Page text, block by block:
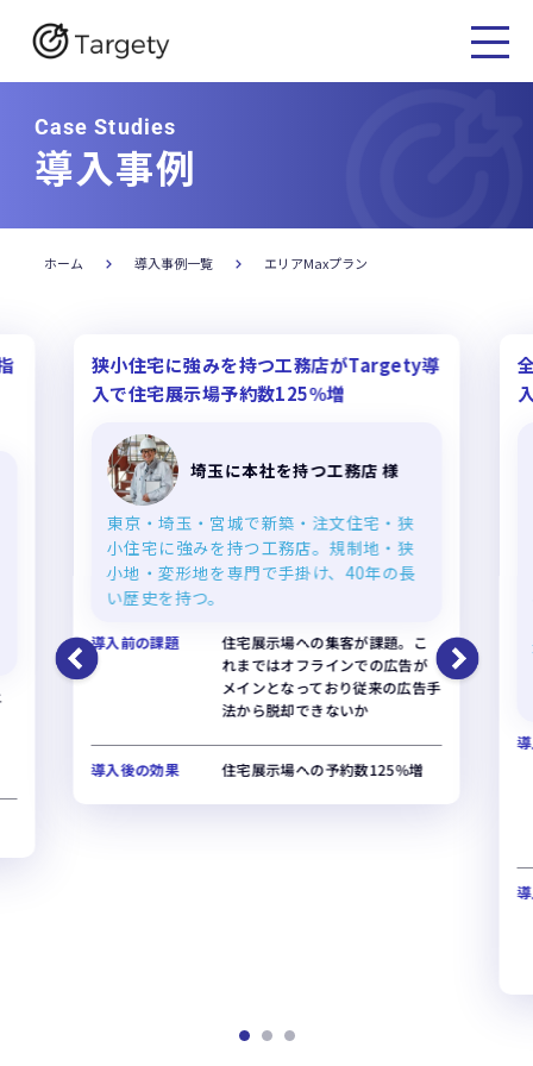
Case Studies
導入事例
ホーム 導入事例一覧 エリアMaxプラン
狭小住宅に強みを持つ工務店がTargety導
入で住宅展示場予約数125％増
埼玉に本社を持つ工務店 様
東京・埼玉・宮城で新築・注文住宅・狭
小住宅に強みを持つ工務店。規制地・狭
小地・変形地を専門で手掛け、40年の長
い歴史を持つ。
導入前の課題
住宅展示場への集客が課題。こ
れまではオフラインでの広告が
メインとなっており従来の広告手
法から脱却できないか
導入後の効果 住宅展示場への予約数125%増